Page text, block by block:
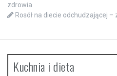
zdrowia
Rosół na diecie odchudzającej
Kuchnia i dieta